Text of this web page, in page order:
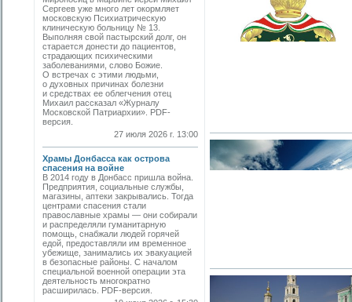
Сергеев уже много лет окормляет
московскую Психиатрическую
клиническую больницу № 13.
Выполняя свой пастырский долг, он
старается донести до пациентов,
страдающих психическими
заболеваниями, слово Божие.
О встречах с этими людьми,
о духовных причинах болезни
и средствах ее облегчения отец
Михаил рассказал «Журналу
Московской Патриархии». PDF-
версия.
27 июля 2026 г. 13:00
Храмы Донбасса как острова
спасения на войне
В 2014 году в Донбасс пришла война.
Предприятия, социальные службы,
магазины, аптеки закрывались. Тогда
центрами спасения стали
православные храмы — они собирали
и распределяли гуманитарную
помощь, снабжали людей горячей
едой, предоставляли им временное
убежище, занимались их эвакуацией
в безопасные районы. С началом
специальной военной операции эта
деятельность многократно
расширилась. PDF-версия.